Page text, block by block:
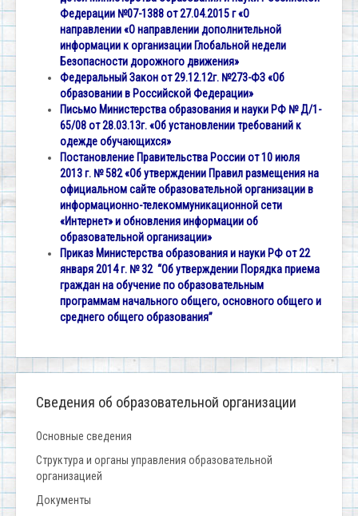
Федерации №07-1388 от 27.04.2015 г «О
направлении «О направлении дополнительной
информации к организации Глобальной недели
Безопасности дорожного движения»
Федеральный Закон от 29.12.12г. №273-ФЗ «Об
образовании в Российской Федерации»
Письмо Министерства образования и науки РФ № Д/1-
65/08 от 28.03.13г. «Об установлении требований к
одежде обучающихся»
Постановление Правительства России от 10 июля
2013 г. № 582 «Об утверждении Правил размещения на
официальном сайте образовательной организации в
информационно-телекоммуникационной сети
«Интернет» и обновления информации об
образовательной организации»
Приказ Министерства образования и науки РФ от 22
января 2014 г. № 32 “Об утверждении Порядка приема
граждан на обучение по образовательным
программам начального общего, основного общего и
среднего общего образования”
Сведения об образовательной организации
Основные сведения
Структура и органы управления образовательной
организацией
Документы